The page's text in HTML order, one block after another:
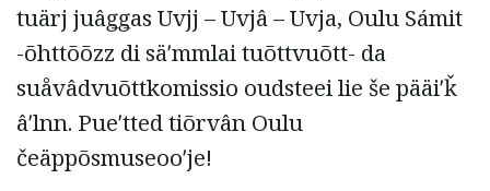
tuärj juâǥǥas Uvjj – Uvjâ – Uvja, Oulu Sámit
-õhttõõzz di säʹmmlai tuõttvuõtt- da
suåvâdvuõttkomissio oudsteei lie še pääiʹǩ
âʹlnn. Pueʹtted tiõrvân Oulu
čeäppõsmuseooʹje!